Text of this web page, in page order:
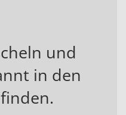
und
in den